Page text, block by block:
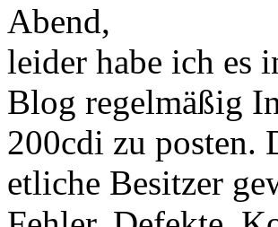
Abend,
leider habe ich es
Blog regelmäßig
200cdi zu posten.
etliche Besitzer